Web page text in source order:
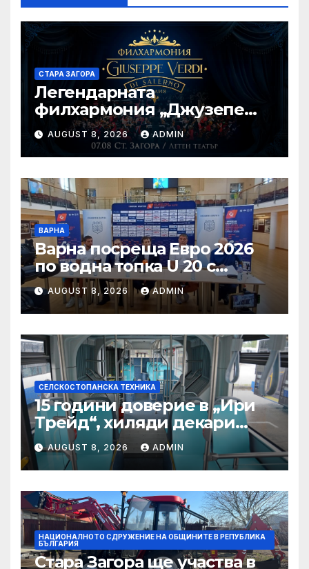
СТАРА ЗАГОРА
Легендарната
филхармония „Джузепе
Верди“ от Салерно с
концерт под звездите тази
вечер в Летен татър – Стара
Загора
AUGUST 8, 2026 ADMIN
ВАРНА
Варна посреща Евро 2026
по водна топка U 20 с
отлични условия на
състезателните басейни
AUGUST 8, 2026 ADMIN
СЕЛСКОСТОПАНСКА ТЕХНИКА
15 години доверие в „Ири
Трейд“, хиляди декари
успех – историята на
Мартин Богдановски
AUGUST 8, 2026 ADMIN
НАЦИОНАЛНОТО СДРУЖЕНИЕ НА ОБЩИНИТЕ В РЕПУБЛИКА
БЪЛГАРИЯ
Стара Загора ще участва в